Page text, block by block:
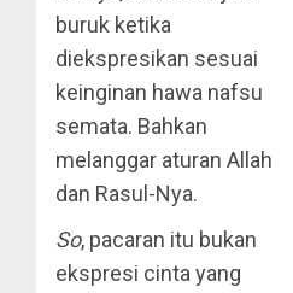
buruk ketika
diekspresikan sesuai
keinginan hawa nafsu
semata. Bahkan
melanggar aturan Allah
dan Rasul-Nya.
So, pacaran itu bukan
ekspresi cinta yang